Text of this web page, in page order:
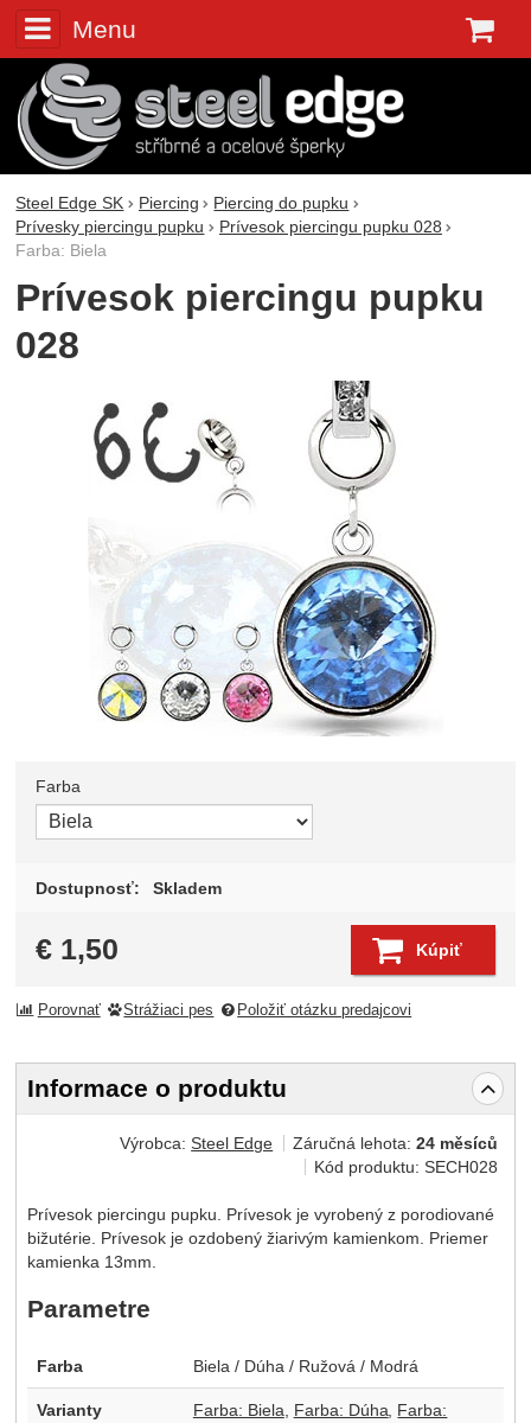
Menu
Steel Edge SK Piercing
Piercing do pupku
Prívesky piercingu pupku
Prívesok piercingu pupku 028
Farba: Biela
Prívesok piercingu pupku
028
Fotografie
Zvoľte variant
Farba
Dostupnosť: Skladem
€ 1,50 Kúpiť
Porovnať Strážiaci pes Položiť otázku predajcovi
Informace o produktu
Výrobca:Steel Edge Záručná lehota:24 měsíců
Kód produktu:SECH028
Prívesok piercingu pupku. Prívesok je vyrobený z porodiované
bižutérie. Prívesok je ozdobený žiarivým kamienkom. Priemer
kamienka 13mm.
Parametre
Farba Biela / Dúha / Ružová / Modrá
Varianty Farba: Biela Farba: Dúha Farba: